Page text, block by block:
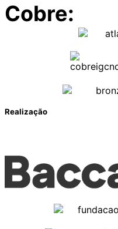
Cobre:
Realização